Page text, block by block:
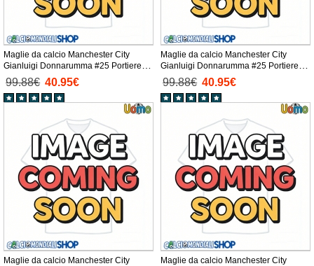
Maglie da calcio Manchester City
Gianluigi Donnarumma #25 Portiere
Prima Maglia 2025-26 Manica Corta
99.88€ 40.95€
Maglie da calcio Manchester City
Gianluigi Donnarumma #25 Portiere
Seconda Maglia 2025-26 Manica Corta
99.88€ 40.95€
Maglie da calcio Manchester City
Maglie da calcio Manchester City